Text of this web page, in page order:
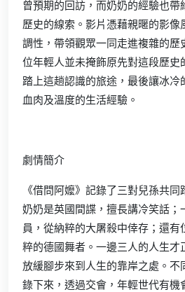
曾預期的回訪，而奶奶的經驗也帶
歷史的線索。影片憑藉親暱的影像
調性，帶領觀眾一同走進複雜的歷
位年輕人並未掩飾原先對這段歷史
踏上這趟認識的旅途，最後讓冰冷
血肉及溫度的生活經驗。
劇情簡介
《借問阿嬤》記錄了三對兒孫共
奶奶是英國間諜，擅長講冷笑話；
員，從納粹的大屠殺中倖存；還有
粹的德國舞者。一邊三人的人生才
放緩腳步來到人生的靠岸之處。不
錄下來，透過交會，年輕世代有機